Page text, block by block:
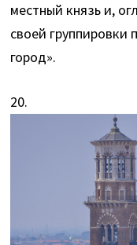
местный князь и,
своей группировки
город».
20.